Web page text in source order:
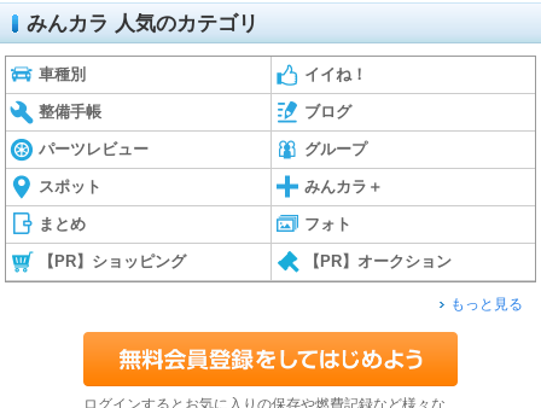
みんカラ 人気のカテゴリ
車種別 イイね！
整備手帳 ブログ
パーツレビュー グループ
スポット みんカラ＋
まとめ フォト
【PR】ショッピング 【PR】オークション
もっと見る
ログインするとお気に入りの保存や燃費記録など様々な